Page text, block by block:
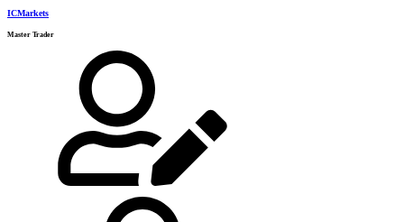
ICMarkets
Master Trader